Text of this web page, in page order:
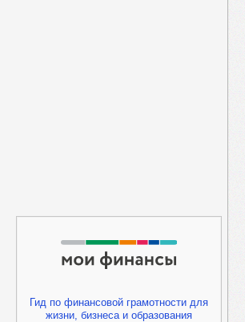
Гид по финансовой грамотности для
жизни, бизнеса и образования